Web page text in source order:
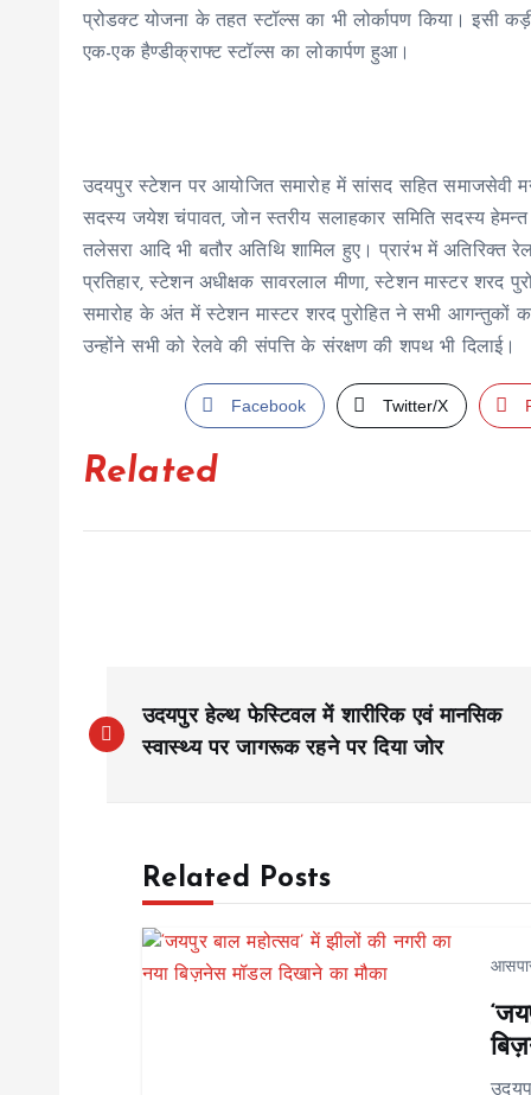
प्रोडक्ट योजना के तहत स्टॉल्स का भी लोर्कापण किया। इसी
एक-एक हैण्डीक्राफ्ट स्टॉल्स का लोकार्पण हुआ।
उदयपुर स्टेशन पर आयोजित समारोह में सांसद सहित समाजसेवी
सदस्य जयेश चंपावत, जोन स्तरीय सलाहकार समिति सदस्य
तलेसरा आदि भी बतौर अतिथि शामिल हुए। प्रारंभ में
प्रतिहार, स्टेशन अधीक्षक सावरलाल मीणा, स्टेशन मास्टर शरद
समारोह के अंत में स्टेशन मास्टर शरद पुरोहित ने सभी आगन्तुकों का
उन्होंने सभी को रेलवे की संपत्ति के संरक्षण की शपथ भी दिलाई।
Facebook Twitter/X
Related
o
उदयपुर हेल्थ फेस्टिवल में शारीरिक एवं मानसिक
स्वास्थ्य पर जागरूक रहने पर दिया जोर
Related Posts